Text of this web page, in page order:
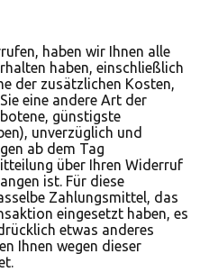
haben wir Ihnen alle
haben, einschließlich
der zusätzlichen Kosten,
eine andere Art der
günstigste
unverzüglich und
ab dem Tag
über Ihren Widerruf
ist. Für diese
Zahlungsmittel, das
eingesetzt haben, es
etwas anderes
Ihnen wegen dieser